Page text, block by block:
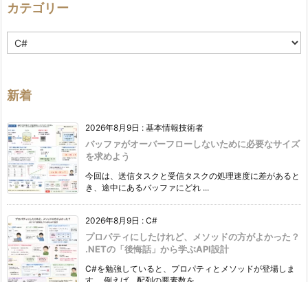
カテゴリー
カ
テ
ー
新着
2026年8月9日 : 基本情報技術者
バッファがオーバーフローしないために必要なサイズ
を求めよう
今回は、送信タスクと受信タスクの処理速度に差があると
き、途中にあるバッファにどれ ...
2026年8月9日 : C#
プロパティにしたけれど、メソッドの方がよかった？
.NETの「後悔話」から学ぶAPI設計
C#を勉強していると、プロパティとメソッドが登場しま